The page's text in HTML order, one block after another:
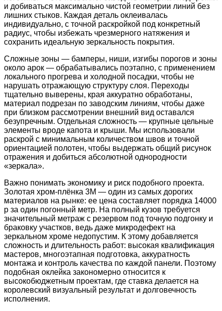
и добиваться максимально чистой геометрии линий без
лишних стыков. Каждая деталь оклеивалась
индивидуально, с точной раскройкой под конкретный
радиус, чтобы избежать чрезмерного натяжения и
сохранить идеальную зеркальность покрытия.
Сложные зоны — бамперы, ниши, изгибы порогов и зоны
около арок — обрабатывались поэтапно, с применением
локального прогрева и холодной посадки, чтобы не
нарушать отражающую структуру слоя. Переходы
тщательно выверены, края аккуратно обработаны,
материал подрезан по заводским линиям, чтобы даже
при близком рассмотрении внешний вид оставался
безупречным. Отдельная сложность — крупные цельные
элементы вроде капота и крыши. Мы использовали
раскрой с минимальным количеством швов и точной
ориентацией полотен, чтобы выдержать общий рисунок
отражения и добиться абсолютной однородности
«зеркала».
Важно понимать экономику и риск подобного проекта.
Золотая хром-плёнка 3M — один из самых дорогих
материалов на рынке: ее цена составляет порядка 14000
р за один погонный метр. На полный кузов требуется
значительный метраж с резервом под точную подгонку и
браковку участков, ведь даже микродефект на
зеркальном хроме недопустим. К этому добавляется
сложность и длительность работ: высокая квалификация
мастеров, многоэтапная подготовка, аккуратность
монтажа и контроль качества по каждой панели. Поэтому
подобная оклейка закономерно относится к
высокобюджетным проектам, где ставка делается на
королевский визуальный результат и долговечность
исполнения.